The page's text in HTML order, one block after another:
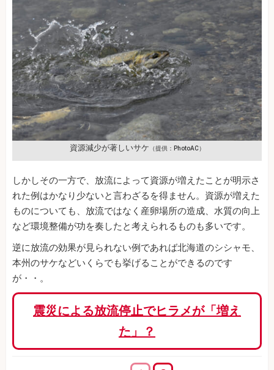
資源減少が著しいサケ （提供：PhotoAC）
しかしその一方で、放流によって資源が増えたことが明示さ
れた例はかなり少ないと言わざるを得ません。資源が増えた
ものについても、放流ではなく産卵場所の造成、水質の向上
など環境整備が功を奏したと考えられるものも多いです。
逆に放流の効果が見られない例であれば北海道のシシャモ、
本州のサケなどいくらでも挙げることができるのです
が・・。
震災による放流停止でヒラメが「増え
た」？